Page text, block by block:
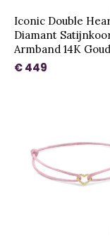
Iconic Double
Diamant
Armband 14K Goud
€ 449